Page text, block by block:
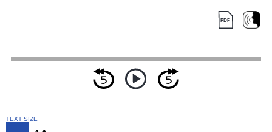
TEXT SIZE